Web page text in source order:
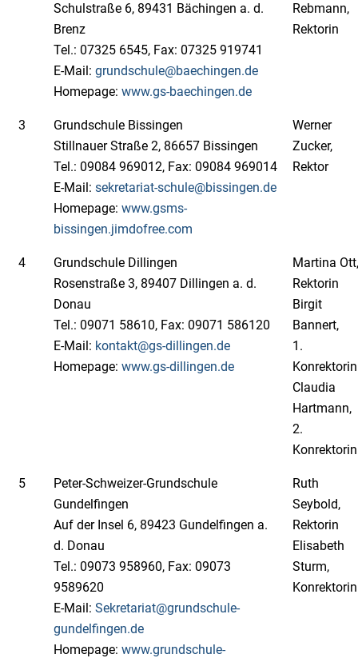
Schulstraße 6, 89431 Bächingen a. d.
Brenz
Tel.: 07325 6545, Fax: 07325 919741
E-Mail: grundschule@baechingen.de
Homepage: www.gs-baechingen.de
Rebmann,
Rektorin
3
Grundschule Bissingen
Stillnauer Straße 2, 86657 Bissingen
Tel.: 09084 969012, Fax: 09084 969014
E-Mail: sekretariat-schule@bissingen.de
Homepage: www.gsms-
bissingen.jimdofree.com
Werner
Zucker,
Rektor
4
Grundschule Dillingen
Rosenstraße 3, 89407 Dillingen a. d.
Donau
Tel.: 09071 58610, Fax: 09071 586120
E-Mail: kontakt@gs-dillingen.de
Homepage: www.gs-dillingen.de
Martina Ott,
Rektorin
Birgit
Bannert,
1.
Konrektorin
Claudia
Hartmann,
2.
Konrektorin
5
Peter-Schweizer-Grundschule
Gundelfingen
Auf der Insel 6, 89423 Gundelfingen a.
d. Donau
Tel.: 09073 958960, Fax: 09073
9589620
E-Mail: Sekretariat@grundschule-
gundelfingen.de
Homepage: www.grundschule-
Ruth
Seybold,
Rektorin
Elisabeth
Sturm,
Konrektorin